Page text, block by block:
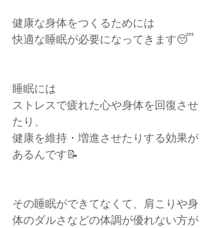
健康な身体をつくるためには
快適な睡眠が必要になってきます😴
睡眠には
ストレスで疲れた心や身体を回復させ
たり、
健康を維持・増進させたりする効果が
あるんです📝
その睡眠ができてなくて、肩こりや身
体のダルさなどの体調が優れない方が